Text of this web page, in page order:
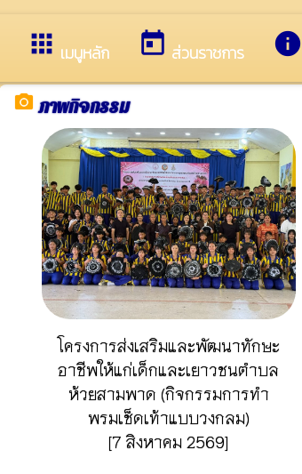
apps เมนูหลัก today ส่วนราชการ info
ริหารส่วนตำบลห้วยสามพาด
camera_alt ภาพกิจกรรม
โครงการส่งเสริมและพัฒนาทักษะ
อาชีพให้แก่เด็กและเยาวชนตำบล
ห้วยสามพาด (กิจกรรมการทำ
พรมเช็ดเท้าแบบวงกลม)
[7 สิงหาคม 2569]